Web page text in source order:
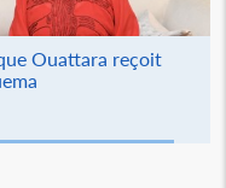
Ouattara reçoit